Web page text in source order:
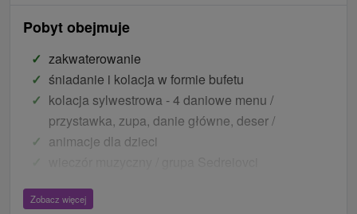
Pobyt obejmuje
zakwaterowanie
śniadanie i kolacja w formie bufetu
kolacja sylwestrowa - 4 daniowe menu /
przystawka, zupa, danie główne, deser /
animacje dla dzieci
kapusta północna
Zobacz więcej